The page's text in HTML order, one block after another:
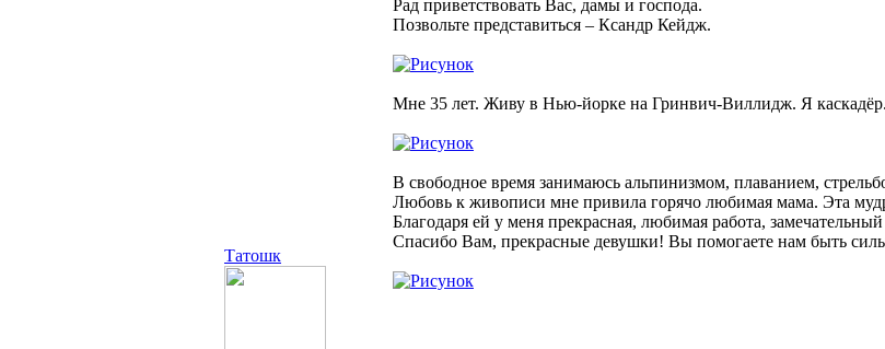
Татошк
Рад приветствовать Вас, дамы и господа.
Позвольте представиться – Ксандр Кейдж.
Мне 35 лет. Живу в Нью-йорке на Гринвич-Виллидж. Я каскадёр.
В свободное время занимаюсь альпинизмом, плаванием,
Любовь к живописи мне привила горячо любимая мама. Эта
Благодаря ей у меня прекрасная, любимая работа,
Спасибо Вам, прекрасные девушки! Вы помогаете нам быть